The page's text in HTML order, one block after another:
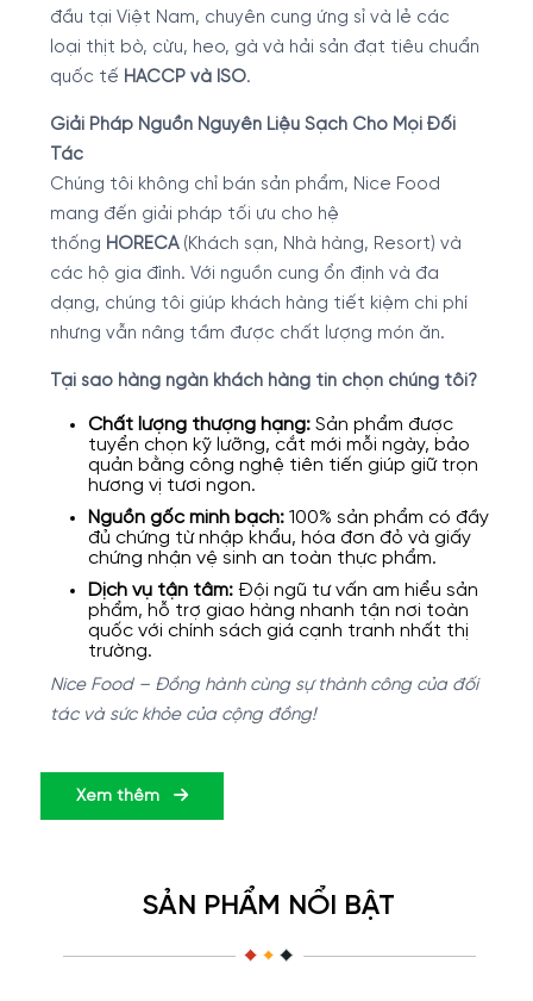
đầu tại Việt Nam, chuyên cung ứng sỉ và lẻ các
loại thịt bò, cừu, heo, gà và hải sản đạt tiêu chuẩn
quốc tế HACCP và ISO.
Giải Pháp Nguồn Nguyên Liệu Sạch Cho Mọi Đối
Tác
Chúng tôi không chỉ bán sản phẩm, Nice Food
mang đến giải pháp tối ưu cho hệ
thống HORECA(Khách sạn, Nhà hàng, Resort) và
các hộ gia đình. Với nguồn cung ổn định và đa
dạng, chúng tôi giúp khách hàng tiết kiệm chi phí
nhưng vẫn nâng tầm được chất lượng món ăn.
Tại sao hàng ngàn khách hàng tin chọn chúng tôi?
Chất lượng thượng hạng:Sản phẩm được
tuyển chọn kỹ lưỡng, cắt mới mỗi ngày, bảo
quản bằng công nghệ tiên tiến giúp giữ trọn
hương vị tươi ngon.
Nguồn gốc minh bạch:100% sản phẩm có đầy
đủ chứng từ nhập khẩu, hóa đơn đỏ và giấy
chứng nhận vệ sinh an toàn thực phẩm.
Dịch vụ tận tâm:Đội ngũ tư vấn am hiểu sản
phẩm, hỗ trợ giao hàng nhanh tận nơi toàn
quốc với chính sách giá cạnh tranh nhất thị
trường.
Nice Food – Đồng hành cùng sự thành công của đối
tác và sức khỏe của cộng đồng!
Xem thêm
SẢN PHẨM NỔI BẬT